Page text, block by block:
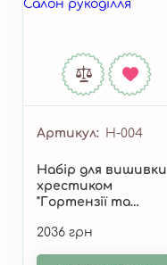
Артикул Н-004
Набір для вишивки
хрестиком
"Гортензії та
2036 грн